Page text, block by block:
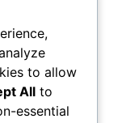
les
to allow
All to
essential